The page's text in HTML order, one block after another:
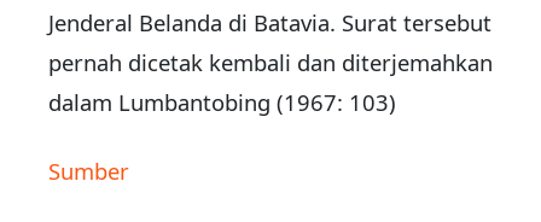
Jenderal Belanda di Batavia. Surat tersebut
pernah dicetak kembali dan diterjemahkan
dalam Lumbantobing (1967: 103)
Sumber